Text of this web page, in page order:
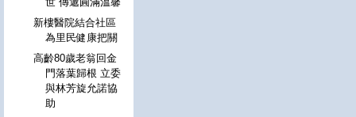
新樓醫院結合社區
為里民健康把關
高齡80歲老翁回金
門落葉歸根 立委
與林芳旋允諾協
助